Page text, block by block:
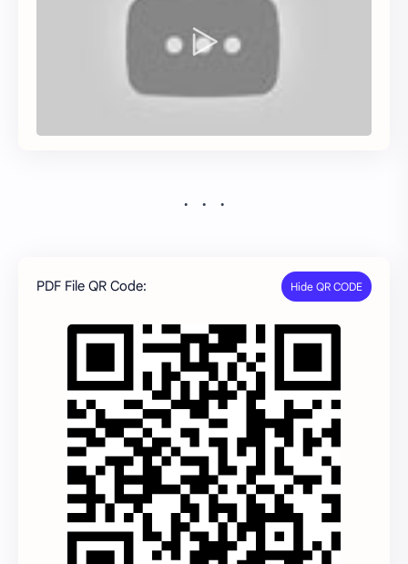
PDF File QR Code: